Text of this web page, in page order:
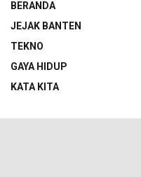
BERANDA
JEJAK BANTEN
TEKNO
GAYA HIDUP
KATA KITA